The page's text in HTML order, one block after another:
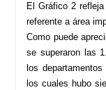
El Gráfico 2
referente a área
Como puede
se superaron las
los
los cuales hubo